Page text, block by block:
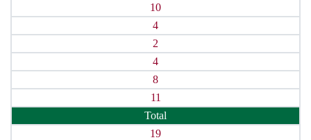
10
4
2
4
8
11
Total
19